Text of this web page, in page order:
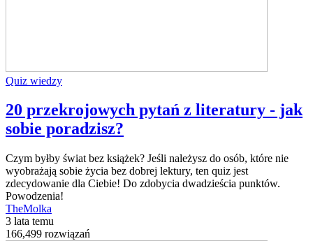
Quiz wiedzy
20 przekrojowych pytań z literatury - jak
sobie poradzisz?
Czym byłby świat bez książek? Jeśli należysz do osób, które nie
wyobrażają sobie życia bez dobrej lektury, ten quiz jest
zdecydowanie dla Ciebie! Do zdobycia dwadzieścia punktów.
Powodzenia!
TheMolka
3 lata temu
166,499 rozwiązań